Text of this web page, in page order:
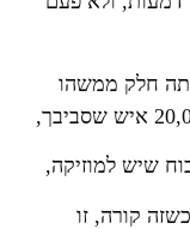
חלק ממשהו
שיש למוזיקה,
קורה, זו